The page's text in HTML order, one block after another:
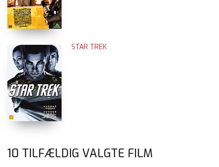
STAR TREK
10 TILFÆLDIG VALGTE FILM